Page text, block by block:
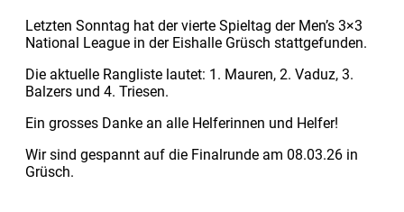
Letzten Sonntag hat der vierte Spieltag der Men’s 3×3
National League in der Eishalle Grüsch stattgefunden.
Die aktuelle Rangliste lautet: 1. Mauren, 2. Vaduz, 3.
Balzers und 4. Triesen.
Ein grosses Danke an alle Helferinnen und Helfer!
Wir sind gespannt auf die Finalrunde am 08.03.26 in
Grüsch.